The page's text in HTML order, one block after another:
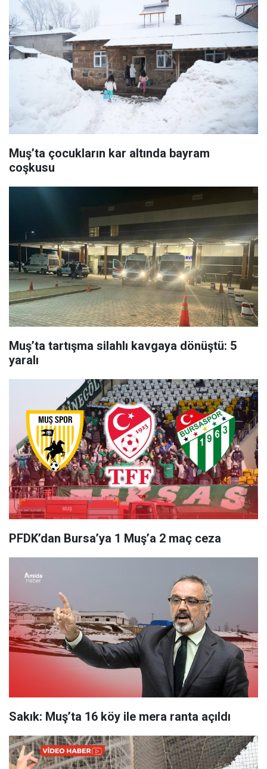
Muş’ta çocukların kar altında bayram
coşkusu
Muş’ta tartışma silahlı kavgaya dönüştü: 5
yaralı
PFDK’dan Bursa’ya 1 Muş’a 2 maç ceza
Sakık: Muş’ta 16 köy ile mera ranta açıldı